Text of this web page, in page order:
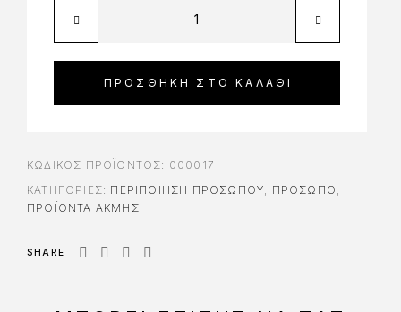
ΠΡΟΣΘΉΚΗ ΣΤΟ ΚΑΛΆΘΙ
ΚΩΔΙΚΌΣ ΠΡΟΪΌΝΤΟΣ: 000017
ΚΑΤΗΓΟΡΊΕΣ: ΠΕΡΙΠΟΊΗΣΗ ΠΡΟΣΏΠΟΥ ΠΡΟΣΩΠΟ
ΠΡΟΪΌΝΤΑ ΑΚΜΉΣ
SHARE